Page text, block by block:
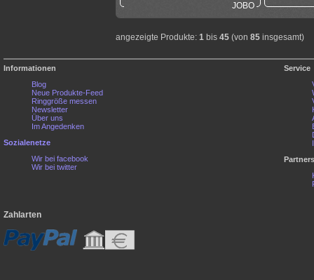
JOBO
angezeigte Produkte: 1 bis 45 (von 85 insgesamt)
Informationen
Blog
Neue Produkte-Feed
Ringgröße messen
Newsletter
Über uns
Im Angedenken
Sozialenetze
Wir bei facebook
Wir bei twitter
Service
Zahlarten